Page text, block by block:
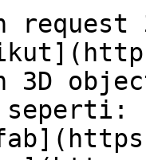
3D
seperti: